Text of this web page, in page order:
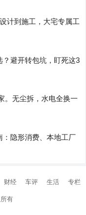
计到施工，大宅专属工
避开转包坑，盯死这3
。无尘拆，水电全换一
隐形消费、本地工厂
财经 车评 生活 专栏
有